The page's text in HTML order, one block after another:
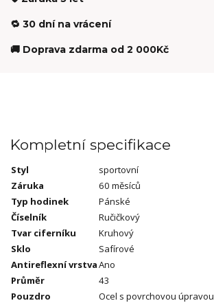
🔁 30 dní na vrácení
🚚 Doprava zdarma od 2 000Kč
Kompletní specifikace
Styl
sportovní
Záruka
60 měsíců
Typ hodinek
Pánské
Číselník
Ručičkový
Tvar ciferníku
Kruhový
Sklo
Safírové
Antireflexní vrstvaAno
Průměr
43
Pouzdro
Ocel s povrchovou úpravou